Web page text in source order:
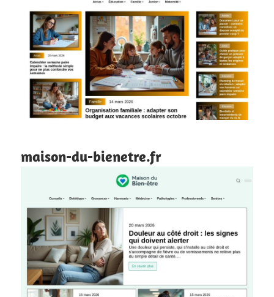
maison-du-bienetre.fr